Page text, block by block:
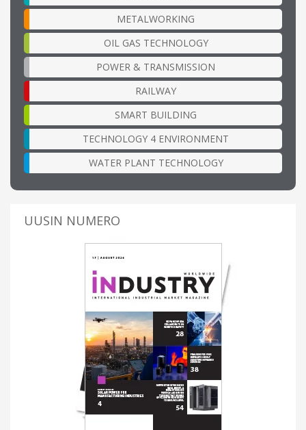
METALWORKING
OIL GAS TECHNOLOGY
POWER & TRANSMISSION
RAILWAY
SMART BUILDING
TECHNOLOGY 4 ENVIRONMENT
WATER PLANT TECHNOLOGY
UUSIN NUMERO